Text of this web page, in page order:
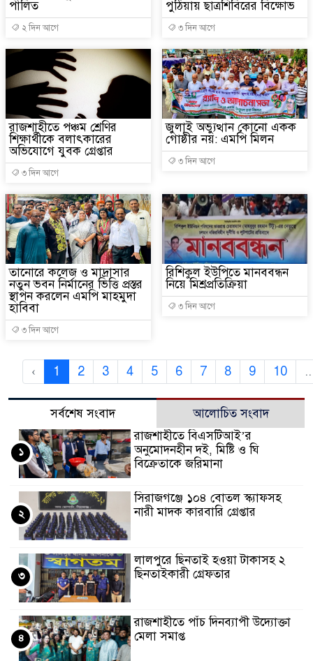
পালিত
২ দিন আগে
পুঠিয়ায় ছাত্রশিবিরের বিক্ষোভ
৩ দিন আগে
রাজশাহীতে পঞ্চম শ্রেণির
শিক্ষার্থীকে বলাৎকারের
অভিযোগে যুবক গ্রেপ্তার
৩ দিন আগে
জুলাই অভ্যুত্থান কোনো একক
গোষ্ঠীর নয়: এমপি মিলন
৩ দিন আগে
তানোরে কলেজ ও মাদ্রাসার
নতুন ভবন নির্মানের ভিত্তি প্রস্তর
স্থাপন করলেন এমপি মাহমুদা
হাবিবা
৩ দিন আগে
রিশিকুল ইউপিতে মানববন্ধন
নিয়ে মিশ্রপ্রতিক্রিয়া
৩ দিন আগে
‹ 1 2 3 4 5 6 7 8 9 10
সর্বশেষ সংবাদ
আলোচিত সংবাদ
রাজশাহীতে বিএসটিআই’র
অনুমোদনহীন দই, মিষ্টি ও ঘি
বিক্রেতাকে জরিমানা
১
সিরাজগঞ্জে ১০৪ বোতল স্ক্যাফসহ
নারী মাদক কারবারি গ্রেপ্তার
২
লালপুরে ছিনতাই হওয়া টাকাসহ ২
ছিনতাইকারী গ্রেফতার
৩
রাজশাহীতে পাঁচ দিনব্যাপী উদ্যোক্তা
মেলা সমাপ্ত
৪